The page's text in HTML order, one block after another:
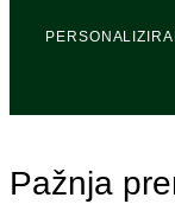
Pažnja